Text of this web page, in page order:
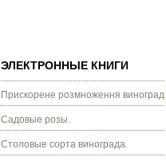
ЭЛЕКТРОННЫЕ КНИГИ
Прискорене розмноження винограду.
Садовые розы.
Столовые сорта винограда.